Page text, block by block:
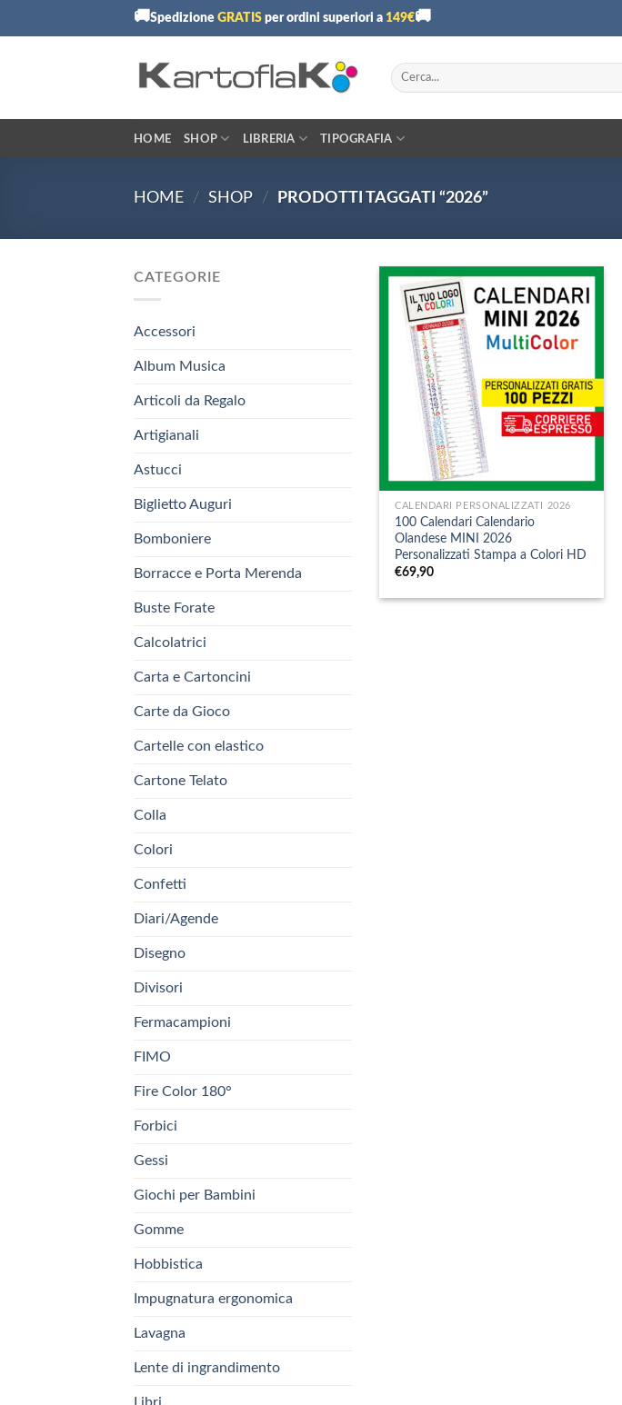
🚚Spedizione GRATIS per ordini superiori a 149€🚚
Cerca:
HOME SHOP LIBRERIA TIPOGRAFIA
HOME / SHOP / PRODOTTI TAGGATI “2026”
CATEGORIE
Accessori
Album Musica
Articoli da Regalo
Artigianali
Astucci
Biglietto Auguri
Bomboniere
Borracce e Porta Merenda
Buste Forate
Calcolatrici
Carta e Cartoncini
Carte da Gioco
Cartelle con elastico
Cartone Telato
Colla
Colori
Confetti
Diari/Agende
Disegno
Divisori
Fermacampioni
FIMO
Fire Color 180°
Forbici
Gessi
Giochi per Bambini
Gomme
Hobbistica
Impugnatura ergonomica
Lavagna
Lente di ingrandimento
CALENDARI PERSONALIZZATI 2026
100 Calendari Calendario
Olandese MINI 2026
Personalizzati Stampa a Colori HD
€69,90